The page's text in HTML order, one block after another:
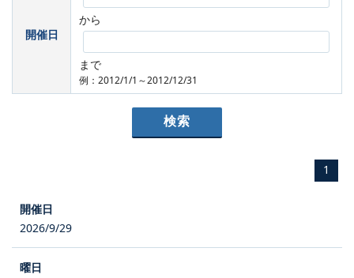
開催日
から
まで
例：2012/1/1～2012/12/31
1
2026/9/29